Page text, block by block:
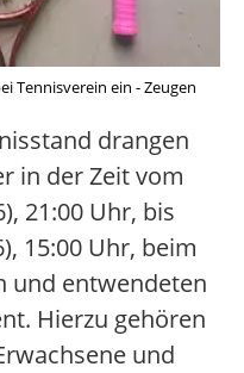
Tennisverein ein - Zeugen
drangen
in der Zeit vom
21:00 Uhr, bis
15:00 Uhr, beim
und entwendeten
Hierzu gehören
und